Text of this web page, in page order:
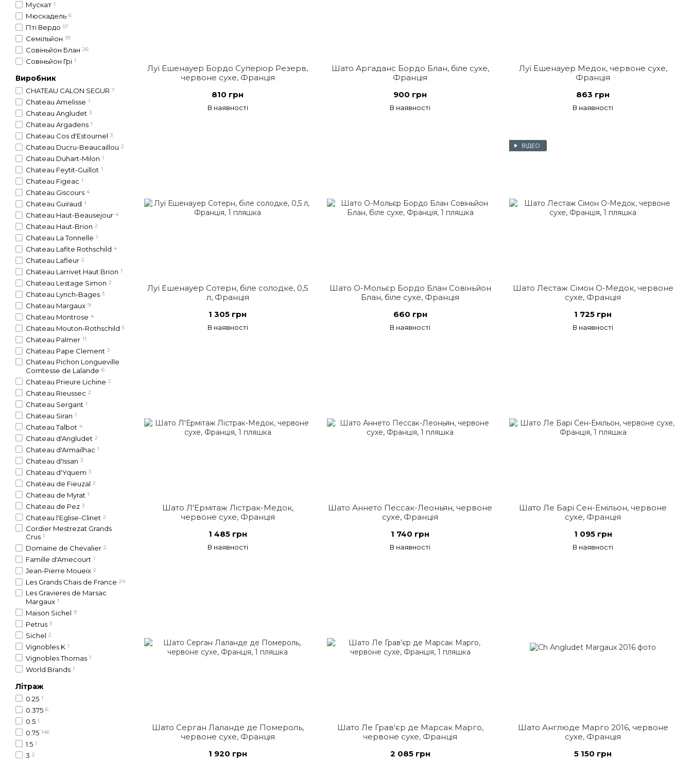
Луї Ешенауер Бордо Суперіор Резерв,
червоне сухе, Франція
810 грн
В наявності
Шато Аргаданc Бордо Блан, біле сухе,
Франція
900 грн
В наявності
Луї Ешенауер Медок, червоне сухе,
Франція
863 грн
В наявності
Луї Ешенауер Сотерн, біле солодке, 0,5
л, Франція
1 305 грн
В наявності
Шато О-Мольєр Бордо Блан Совіньйон
Блан, біле сухе, Франція
660 грн
В наявності
ВІДЕО
Шато Лестаж Сімон О-Медок, червоне
сухе, Франція
1 725 грн
В наявності
Шато Л'Ермітаж Лістрак-Медок,
червоне сухе, Франція
1 485 грн
В наявності
Шато Аннето Пессак-Леоньян, червоне
сухе, Франція
1 740 грн
В наявності
Шато Ле Барі Сен-Емільон, червоне
сухе, Франція
1 095 грн
В наявності
Шато Серган Лаланде де Помероль,
червоне сухе, Франція
1 920 грн
Шато Ле Грав'єр де Марсак Марго,
червоне сухе, Франція
2 085 грн
Шато Англюде Марго 2016, червоне
сухе, Франція
5 150 грн
Мускат 1
Мюскадель 6
Пті Вердо 57
Семільйон 19
Совіньйон Блан 26
Совіньйон Грі 1
Виробник
CHATEAU CALON SEGUR 7
Chateau Amelisse 1
Chateau Angludet 3
Chateau Argadens 1
Chateau Cos d'Estournel 3
Chateau Ducru-Beaucaillou 2
Chateau Duhart-Milon 1
Chateau Feytit-Guillot 1
Chateau Figeac 1
Chateau Giscours 4
Chateau Guiraud 1
Chateau Haut-Beausejour 4
Chateau Haut-Brion 2
Chateau La Tonnelle 1
Chateau Lafite Rothschild 4
Chateau Lafleur 2
Chateau Larrivet Haut Brion 1
Chateau Lestage Simon 2
Chateau Lynch-Bages 3
Chateau Margaux 9
Chateau Montrose 4
Chateau Mouton-Rothschild 5
Chateau Palmer 11
Chateau Pape Clement 3
Chateau Pichon Longueville
Comtesse de Lalande 6
Chateau Prieure Lichine 2
Chateau Rieussec 2
Chateau Sergant 1
Chateau Siran 1
Chateau Talbot 4
Chateau d'Angludet 2
Chateau d'Armailhac 1
Chateau d'Issan 3
Chateau d'Yquem 3
Chateau de Fieuzal 2
Chateau de Myrat 1
Chateau de Pez 3
Chateau l'Eglise-Clinet 2
Cordier Mestrezat Grands
Crus 1
Domaine de Chevalier 2
Famille d'Amecourt 1
Jean-Pierre Moueix 2
Les Grands Chais de France 24
Les Gravieres de Marsac
Margaux 1
Maison Sichel 9
Petrus 3
Sichel 2
Vignobles K 1
Vignobles Thomas 1
World Brands 1
Літраж
0.25 1
0.375 6
0.5 1
0.75 146
1.5 1
3 2